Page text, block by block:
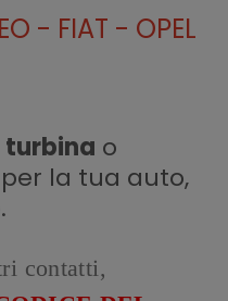
- FIAT - OPEL
turbina o
la tua auto,
contatti,